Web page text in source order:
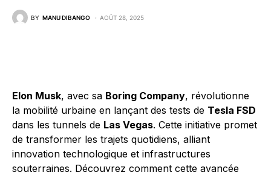
BY MANU DIBANGO AOÛT 28, 2025
Elon Musk, avec sa Boring Company, révolutionne
la mobilité urbaine en lançant des tests de Tesla FSD
dans les tunnels de Las Vegas. Cette initiative promet
de transformer les trajets quotidiens, alliant
innovation technologique et infrastructures
souterraines. Découvrez comment cette avancée